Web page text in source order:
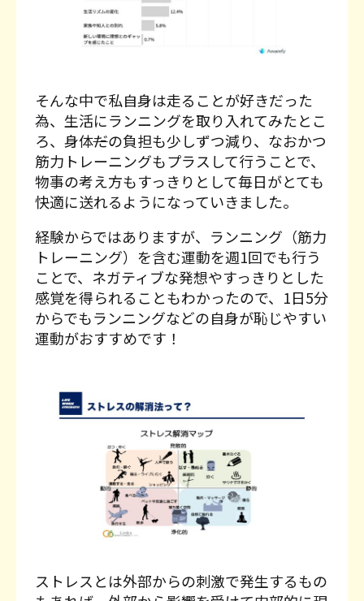
そんな中で私自身は走ることが好きだった
為、生活にランニングを取り入れてみたとこ
ろ、身体だの負担も少しずつ減り、なおかつ
筋力トレーニングもプラスして行うことで、
物事の考え方もすっきりとして毎日がとても
快適に送れるようになっていきました。
経験からではありますが、ランニング（筋力
トレーニング）を含む運動を週1回でも行う
ことで、ネガティブな発想やすっきりとした
感覚を得られることもわかったので、1日5分
からでもランニングなどの自身が恥じやすい
運動がおすすめです！
ストレスとは外部からの刺激で発生するもの